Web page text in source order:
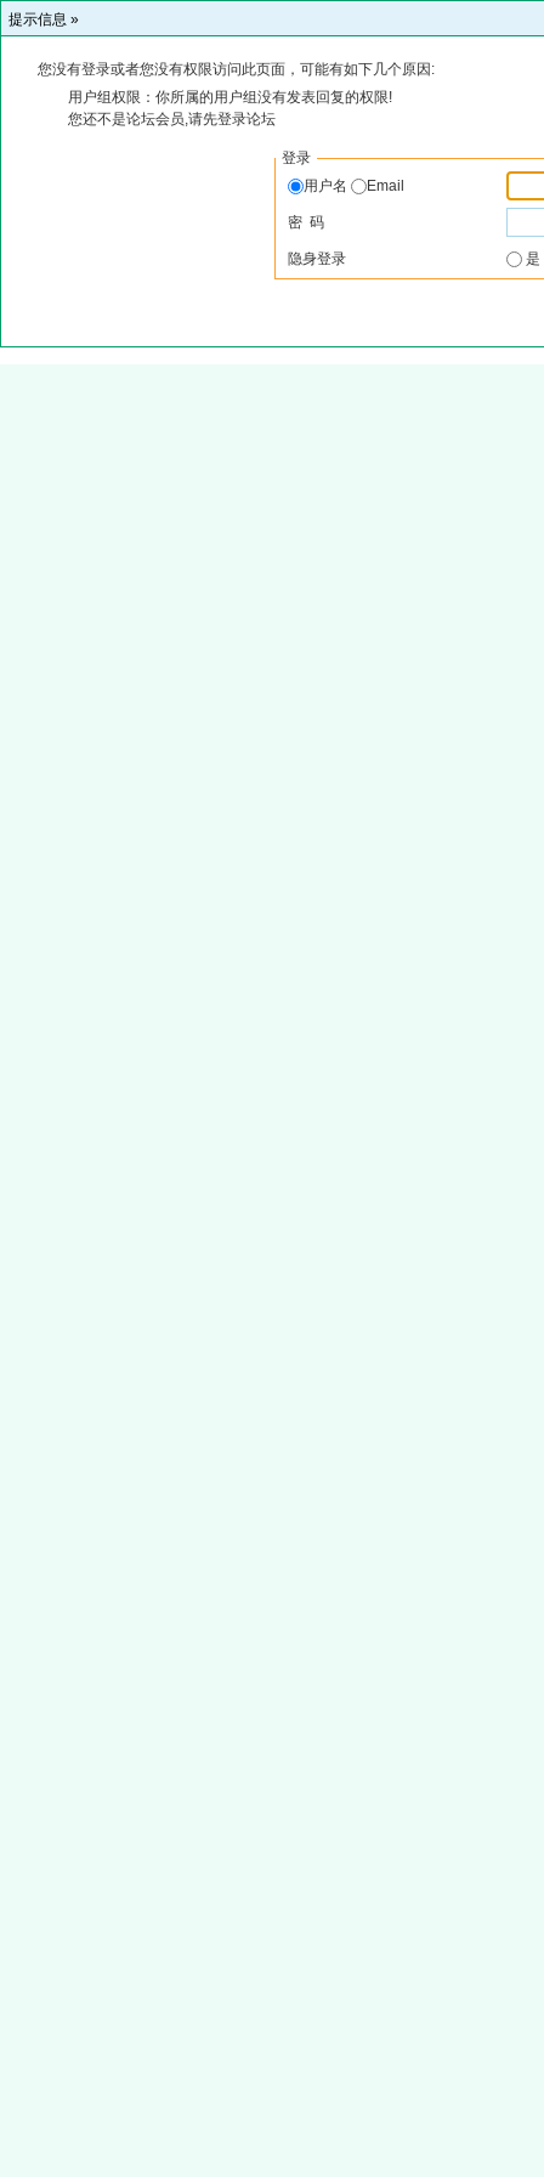
提示信息 »
您没有登录或者您没有权限访问此页面，可能有如下几个原因:
用户组权限：你所属的用户组没有发表回复的权限!
您还不是论坛会员,请先登录论坛
登录
用户名
Email
密 码
隐身登录